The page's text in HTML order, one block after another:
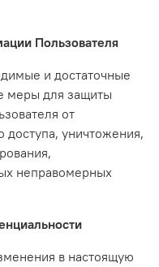
Пользователя
и достаточные
меры для защиты
от
доступа, уничтожения,
неправомерных
в настоящую